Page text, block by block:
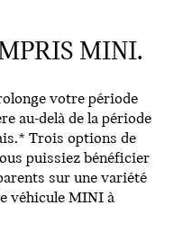
MINI.
votre période
au-delà de la période
Trois options de
puissiez bénéficier
sur une variété
véhicule MINI à